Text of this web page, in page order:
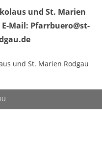
und St. Marien
Mail: Pfarrbuero@st-